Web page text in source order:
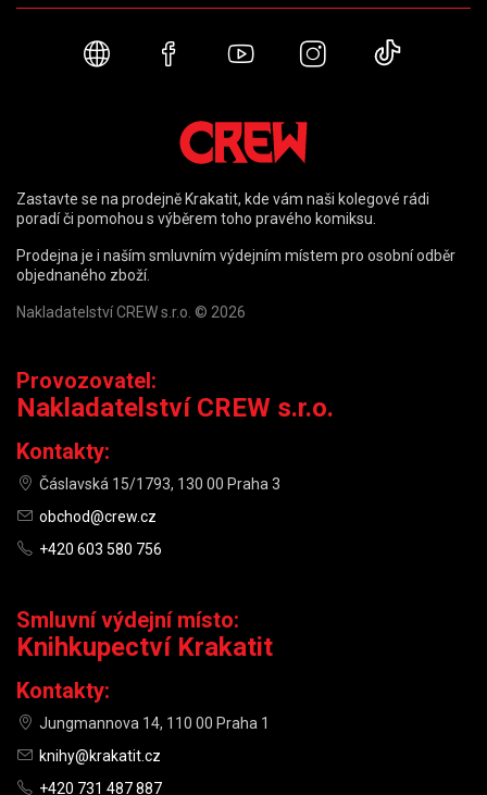
Webové stránky
FacebookYouTubeInstagram
Zastavte se na prodejně Krakatit, kde vám naši kolegové rádi
poradí či pomohou s výběrem toho pravého komiksu.
Prodejna je i naším smluvním výdejním místem pro osobní odběr
objednaného zboží.
Nakladatelství CREW s.r.o. © 2026
Provozovatel:
Nakladatelství CREW s.r.o.
Kontakty:
Čáslavská 15/1793, 130 00 Praha 3
obchod@crew.cz
+420 603 580 756
Smluvní výdejní místo:
Knihkupectví Krakatit
Kontakty:
Jungmannova 14, 110 00 Praha 1
knihy@krakatit.cz
+420 731 487 887